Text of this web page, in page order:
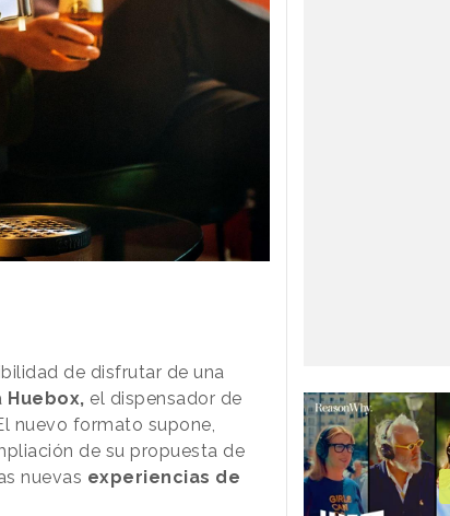
de disfrutar de una
Huebox, el dispensador de
nuevo formato supone,
de su propuesta de
nuevas experiencias de